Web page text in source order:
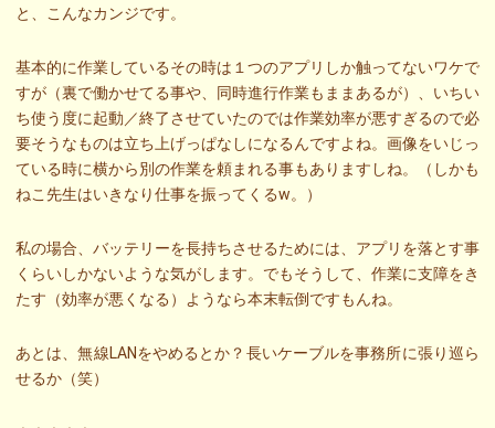
と、こんなカンジです。
基本的に作業しているその時は１つのアプリしか触ってないワケで
すが（裏で働かせてる事や、同時進行作業もままあるが）、いちい
ち使う度に起動／終了させていたのでは作業効率が悪すぎるので必
要そうなものは立ち上げっぱなしになるんですよね。画像をいじっ
ている時に横から別の作業を頼まれる事もありますしね。（しかも
ねこ先生はいきなり仕事を振ってくるw。）
私の場合、バッテリーを長持ちさせるためには、アプリを落とす事
くらいしかないような気がします。でもそうして、作業に支障をき
たす（効率が悪くなる）ようなら本末転倒ですもんね。
あとは、無線LANをやめるとか？長いケーブルを事務所に張り巡ら
せるか（笑）